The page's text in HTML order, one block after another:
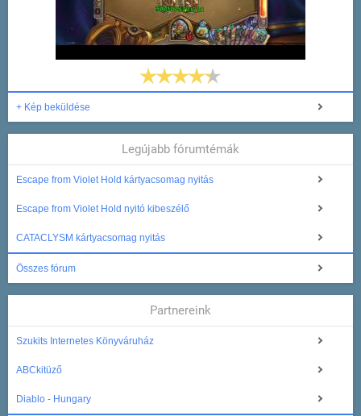
+ Kép beküldése
Legújabb fórumtémák
Escape from Violet Hold kártyacsomag nyitás
Escape from Violet Hold nyitó kibeszélő
CATACLYSM kártyacsomag nyitás
Összes fórum
Partnereink
Szukits Internetes Könyváruház
ABCkitüző
Diablo - Hungary